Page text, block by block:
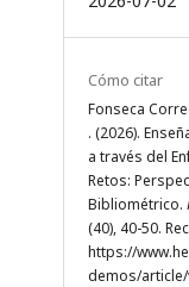
Cómo citar
Fonseca
. (2026).
a través del
Retos:
Bibliométrico.
(40), 40-50.
https://
demos/